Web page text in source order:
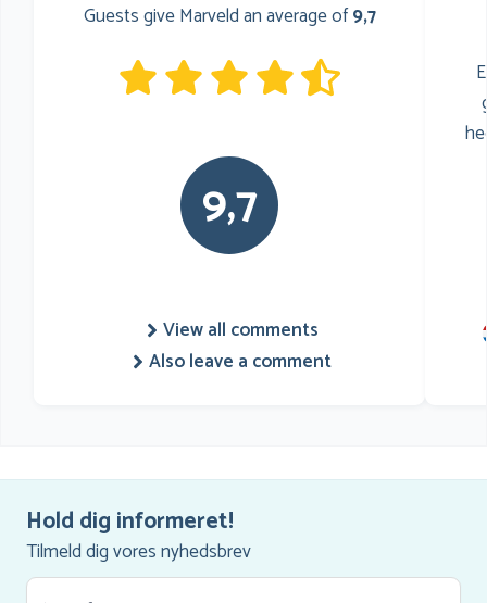
Guests give Marveld an average of9,7
9,7
View all comments
Also leave a comment
Hold dig informeret!
Tilmeld dig vores nyhedsbrev